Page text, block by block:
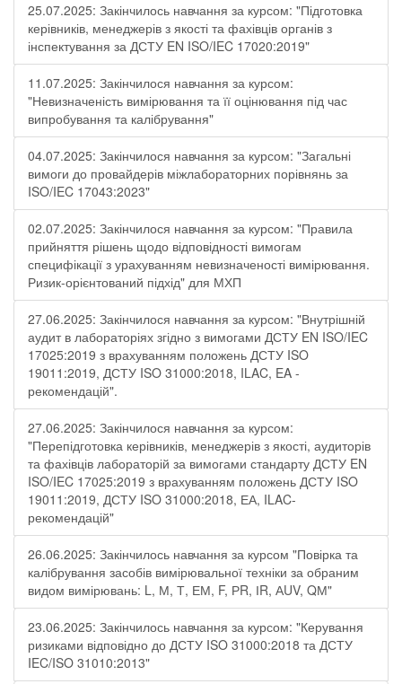
25.07.2025: Закінчилось навчання за курсом: "Підготовка
керівників, менеджерів з якості та фахівців органів з
інспектування за ДСТУ EN ISO/IEC 17020:2019"
11.07.2025: Закінчилося навчання за курсом:
"Невизначеність вимірювання та її оцінювання під час
випробування та калібрування"
04.07.2025: Закінчилося навчання за курсом: "Загальні
вимоги до провайдерів міжлабораторних порівнянь за
ISO/IEC 17043:2023"
02.07.2025: Закінчилося навчання за курсом: "Правила
прийняття рішень щодо відповідності вимогам
специфікації з урахуванням невизначеності вимірювання.
Ризик-орієнтований підхід" для МХП
27.06.2025: Закінчилося навчання за курсом: "Внутрішній
аудит в лабораторіях згідно з вимогами ДСТУ EN ISO/IEC
17025:2019 з врахуванням положень ДСТУ ISO
19011:2019, ДСТУ ISO 31000:2018, ILAC, EA -
рекомендацій".
27.06.2025: Закінчилося навчання за курсом:
"Перепідготовка керівників, менеджерів з якості, аудиторів
та фахівців лабораторій за вимогами стандарту ДСТУ EN
ISO/IEC 17025:2019 з врахуванням положень ДСТУ ISO
19011:2019, ДСТУ ISO 31000:2018, ЕА, ILAC-
рекомендацій"
26.06.2025: Закінчилось навчання за курсом "Повірка та
калібрування засобів вимірювальної техніки за обраним
видом вимірювань: L, М, Т, ЕМ, F, РR, ІR, АUV, QМ"
23.06.2025: Закінчилось навчання за курсом: "Керування
ризиками відповідно до ДСТУ ISO 31000:2018 та ДСТУ
IEC/ISO 31010:2013"